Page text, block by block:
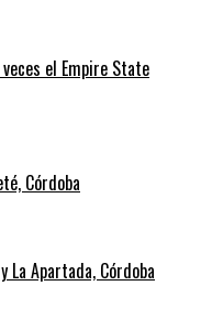
el Empire State
Córdoba
Apartada, Córdoba